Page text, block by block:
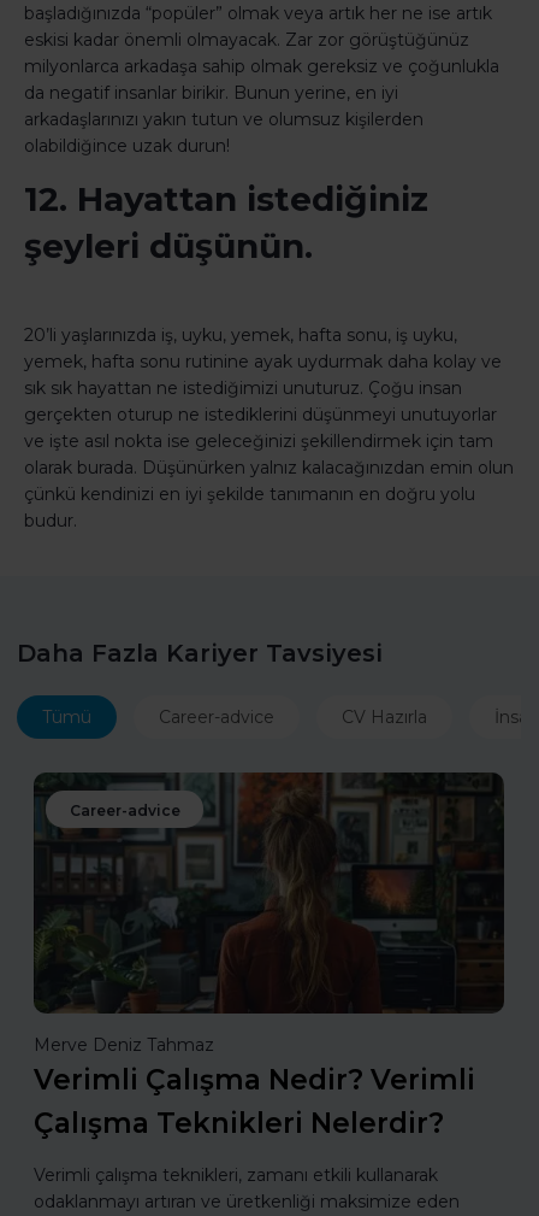
başladığınızda “popüler” olmak veya artık her ne ise artık
eskisi kadar önemli olmayacak. Zar zor görüştüğünüz
milyonlarca arkadaşa sahip olmak gereksiz ve çoğunlukla
da negatif insanlar birikir. Bunun yerine, en iyi
arkadaşlarınızı yakın tutun ve olumsuz kişilerden
olabildiğince uzak durun!
12. Hayattan istediğiniz
şeyleri düşünün.
20’li yaşlarınızda iş, uyku, yemek, hafta sonu, iş uyku,
yemek, hafta sonu rutinine ayak uydurmak daha kolay ve
sık sık hayattan ne istediğimizi unuturuz. Çoğu insan
gerçekten oturup ne istediklerini düşünmeyi unutuyorlar
ve işte asıl nokta ise geleceğinizi şekillendirmek için tam
olarak burada. Düşünürken yalnız kalacağınızdan emin olun
çünkü kendinizi en iyi şekilde tanımanın en doğru yolu
budur.
Daha Fazla Kariyer Tavsiyesi
Tümü Career-advice CV Hazırla
Career-advice
Merve Deniz Tahmaz
Verimli Çalışma Nedir? Verimli
Çalışma Teknikleri Nelerdir?
Verimli çalışma teknikleri, zamanı etkili kullanarak
odaklanmayı artıran ve üretkenliği maksimize eden